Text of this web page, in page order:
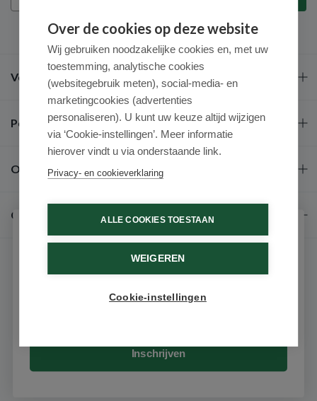
Veel gestelde vragen
Populaire merken
Over ons
Contact
Over de cookies op deze website
Wij gebruiken noodzakelijke cookies en, met uw
toestemming, analytische cookies
(websitegebruik meten), social-media- en
marketingcookies (advertenties
personaliseren). U kunt uw keuze altijd wijzigen
via ‘Cookie-instellingen’. Meer informatie
hierover vindt u via onderstaande link.
Privacy- en cookieverklaring
ALLE COOKIES TOESTAAN
WEIGEREN
Cookie-instellingen
Schrijf je in voor onze nieuwsbrief
Ontvang als eerste de beste aanbiedingen en persoonlijk
advies
Inschrijven